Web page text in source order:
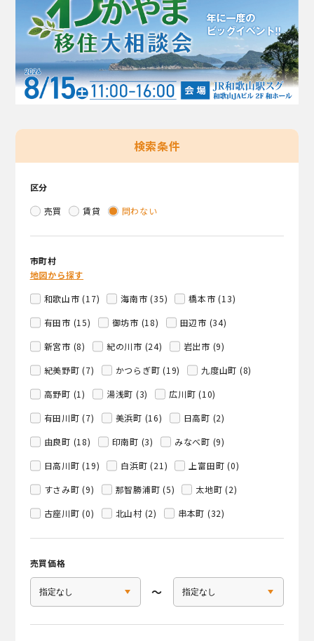
検索条件
区分
売買
賃貸 問わない
市町村
地図から探す
和歌山市 (17)
海南市 (35)
橋本市 (13)
有田市 (15)
御坊市 (18)
田辺市 (34)
新宮市 (8)
紀の川市 (24)
岩出市 (9)
紀美野町 (7)
かつらぎ町 (19)
九度山町 (8)
高野町 (1)
湯浅町 (3)
広川町 (10)
有田川町 (7)
美浜町 (16)
日高町 (2)
由良町 (18)
印南町 (3)
みなべ町 (9)
日高川町 (19)
白浜町 (21)
上富田町 (0)
すさみ町 (9)
那智勝浦町 (5)
太地町 (2)
古座川町 (0)
北山村 (2) 串本町 (32)
売買価格
〜